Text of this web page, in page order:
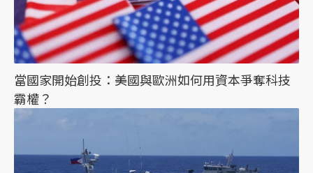
當國家開始創投：美國與歐洲如何用資本爭奪科技
霸權？